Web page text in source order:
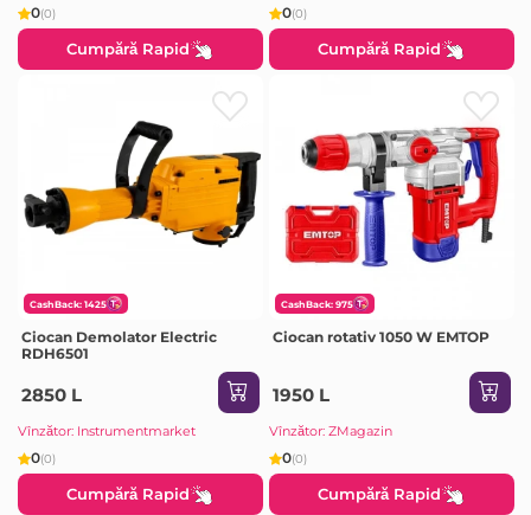
0(0)
Cumpără Rapid
0(0)
Cumpără Rapid
CashBack: 1425
Ciocan Demolator Electric
RDH6501
2850 L
Vînzător: Instrumentmarket
0(0)
Cumpără Rapid
CashBack: 975
Ciocan rotativ 1050 W EMTOP
1950 L
Vînzător: ZMagazin
0(0)
Cumpără Rapid